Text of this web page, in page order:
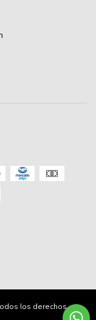
los derechos